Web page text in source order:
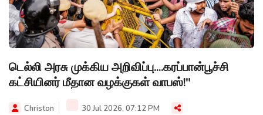
டெல்லி அரசு முக்கிய அறிவிப்பு....கரப்பான்பூச்சி
கட்சியினர் மீதான வழக்குகள் வாபஸ்!"
Christon 30 Jul 2026, 07:12 PM